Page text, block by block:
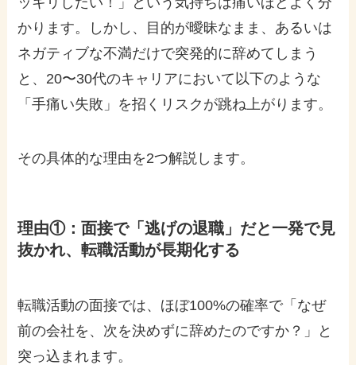
かります。しかし、目的が曖昧なまま、あるいは
ネガティブな不満だけで突発的に辞めてしまう
と、20〜30代のキャリアにおいて以下のような
「手痛い失敗」を招くリスクが跳ね上がります。
その具体的な理由を2つ解説します。
理由①：面接で「逃げの退職」だと一発で見
抜かれ、転職活動が長期化する
転職活動の面接では、ほぼ100%の確率で「なぜ
前の会社を、次を決めずに辞めたのですか？」と
突っ込まれます。